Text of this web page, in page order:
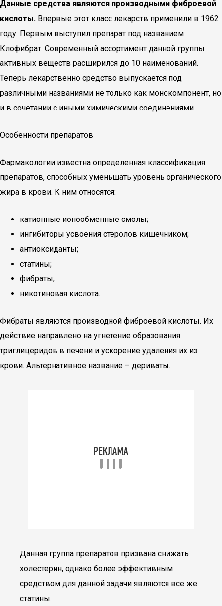
Данные средства являются производными фиброевой
кислоты. Впервые этот класс лекарств применили в 1962
году. Первым выступил препарат под названием
Клофибрат. Современный ассортимент данной группы
активных веществ расширился до 10 наименований.
Теперь лекарственно средство выпускается под
различными названиями не только как монокомпонент, но
и в сочетании с иными химическими соединениями.
Особенности препаратов
Фармакологии известна определенная классификация
препаратов, способных уменьшать уровень органического
жира в крови. К ним относятся:
катионные ионообменные смолы;
ингибиторы усвоения стеролов кишечником;
антиоксиданты;
статины;
фибраты;
никотиновая кислота.
Фибраты являются производной фиброевой кислоты. Их
действие направлено на угнетение образования
триглицеридов в печени и ускорение удаления их из
крови. Альтернативное название – дериваты.
Данная группа препаратов призвана снижать
холестерин, однако более эффективным
средством для данной задачи являются все же
статины.